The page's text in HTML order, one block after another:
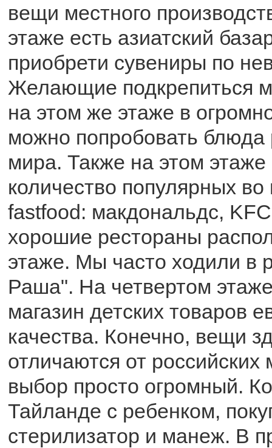
вещи местного
этаже есть азиатский
приобрети сувениры по
Желающие подкрепиться
на этом же этаже в
можно попробовать блюда
мира. Также на этом
количество популярных
fastfood: макдональдс,
хорошие рестораны
этаже. Мы часто ходили в
Раша". На четвертом
магазин детских товаров
качества. Конечно, вещи
отличаются от российских
выбор просто огромный.
Тайланде с ребенком,
стерилизатор и манеж. В